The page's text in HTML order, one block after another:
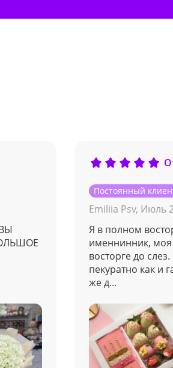
Постоянный
Emiliia Psv, Июль
Я в полном
именнинник, моя
восторге до
пекуратно как и
же д...